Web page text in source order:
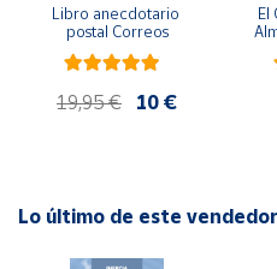
Península
Baleares
Canarias,
Libro anecdotario
postal Correos
19,95 € 10 €
El
Lo último de este vendedor